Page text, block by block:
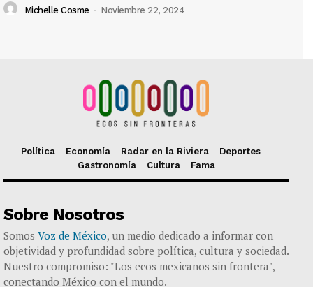
Michelle Cosme - Noviembre 22, 2024
Política Economía Radar en la Riviera
Deportes
Gastronomía
Cultura Fama
Sobre Nosotros
Somos Voz de México, un medio dedicado a informar con
objetividad y profundidad sobre política, cultura y sociedad.
Nuestro compromiso: "Los ecos mexicanos sin frontera",
conectando México con el mundo.